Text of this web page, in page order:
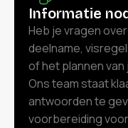
Informatie
Heb je vragen
deelname,
of het plannen
Ons team staat
antwoorden te
voorbereiding